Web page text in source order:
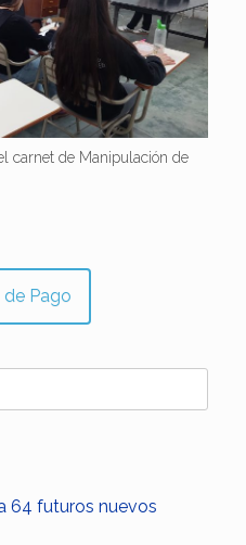
carnet de Manipulación de
de Pago
64 futuros nuevos